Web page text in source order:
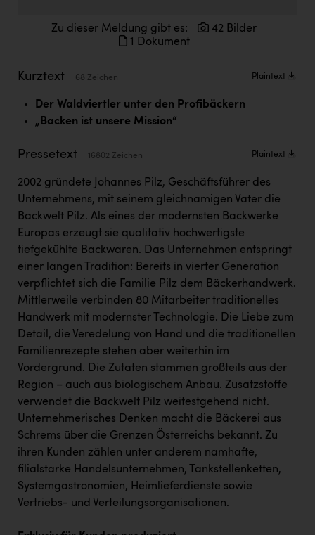
Fristads Austria
Immotech
INTERSPAR
INTERSPORT Austria
Jesolo
Jane Goodall Institute Austria
Kärcher
Karin Liedl
KIWI Kinderwunsch Institut Dr. Loimer
KLIPP Frisör
Kleider Bauer
Kremsmüller Anlagenbau GmbH
Maximarkt
Oldtimer Raststationen und Motorhotels
Zu dieser Meldung gibt es:
42 Bilder
1 Dokument
Kurztext 68 Zeichen Plaintext
Der Waldviertler unter den Profibäckern
„Backen ist unsere Mission“
Pressetext 16802 Zeichen Plaintext
2002 gründete Johannes Pilz, Geschäftsführer des
Unternehmens, mit seinem gleichnamigen Vater die
Backwelt Pilz. Als eines der modernsten Backwerke
Europas erzeugt sie qualitativ hochwertigste
tiefgekühlte Backwaren. Das Unternehmen entspringt
einer langen Tradition: Bereits in vierter Generation
verpflichtet sich die Familie Pilz dem Bäckerhandwerk.
Mittlerweile verbinden 80 Mitarbeiter traditionelles
Handwerk mit modernster Technologie. Die Liebe zum
Detail, die Veredelung von Hand und die traditionellen
Familienrezepte stehen aber weiterhin im
Vordergrund. Die Zutaten stammen großteils aus der
Region – auch aus biologischem Anbau. Zusatzstoffe
verwendet die Backwelt Pilz weitestgehend nicht.
Unternehmerisches Denken macht die Bäckerei aus
Schrems über die Grenzen Österreichs bekannt. Zu
ihren Kunden zählen unter anderem namhafte,
filialstarke Handelsunternehmen, Tankstellenketten,
Systemgastronomien, Heimlieferdienste sowie
Vertriebs- und Verteilungsorganisationen.